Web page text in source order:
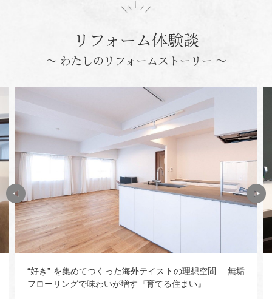
リフォーム体験談
〜 わたしのリフォームストーリー 〜
“好き” を集めてつくった海外テイストの理想空間 無垢
フローリングで味わいが増す『育てる住まい』